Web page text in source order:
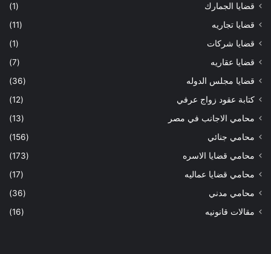
قضايا الجمارك
(1)
قضايا تجاريه
(11)
قضايا شركات
(1)
قضايا عقاريه
(7)
قضايا مجلس الدوله
(36)
كتابة عقود زواج عرفي
(12)
محامي الاجانب في مصر
(13)
محامي جنائي
(156)
محامي قضايا الاسره
(173)
محامي قضايا عماليه
(17)
محامي مدني
(36)
مقالات قانونيه
(16)